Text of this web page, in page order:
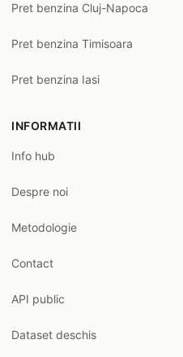
Pret benzina Cluj-Napoca
Pret benzina Timisoara
Pret benzina Iasi
INFORMATII
Info hub
Despre noi
Metodologie
Contact
API public
Dataset deschis